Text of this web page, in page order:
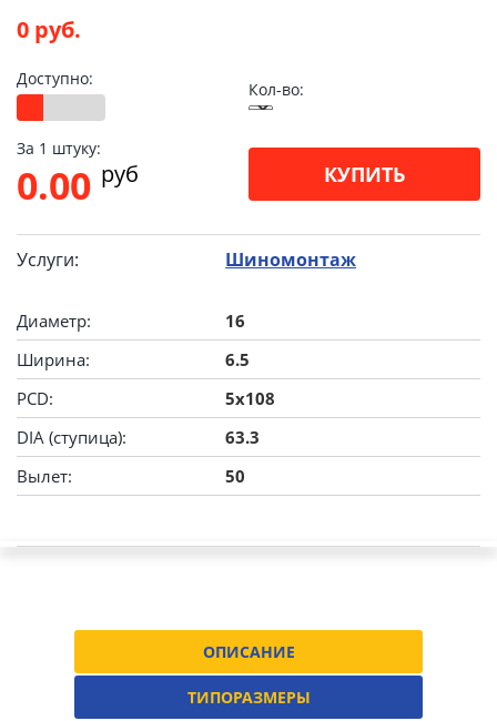
0 руб.
Доступно:
Кол-во:
За 1 штуку:
0.00 pуб КУПИТЬ
Услуги: Шиномонтаж
Диаметр:
16
Ширина:
6.5
PCD:
5x108
DIA (ступица):
63.3
Вылет:
50
ОПИСАНИЕ
ТИПОРАЗМЕРЫ